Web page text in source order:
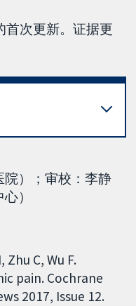
首次更新。证据更
）；审校：李静
）
Zhu C, Wu F.
pain. Cochrane
2017, Issue 12.